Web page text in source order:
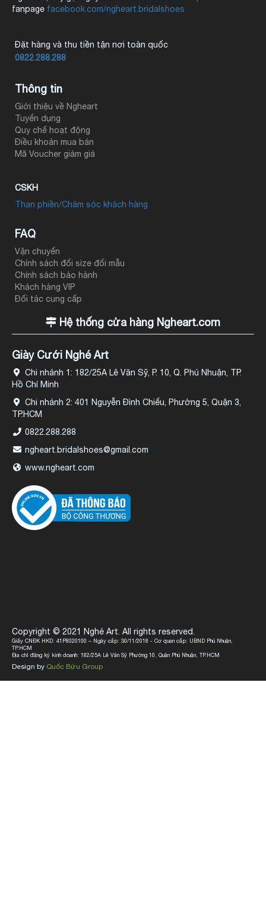
fanpage facebook.com/ngheart.bridalshoes
Đặt hàng và thu tiền tận nơi toàn quốc
0822.288.288
Thông tin
Giới thiệu về Ngheart
Tuyển dụng
Quy chế hoạt động
Điều khoản mua bán
Mã Voucher giảm giá
CSKH
Than phiền/Chăm sóc khách hàng
FAQ
Vận chuyển
Chính sách đổi size đổi mẫu
Chính sách bảo hành
Khách hàng VIP
Đối tác cung cấp
Hệ thống cửa hàng Ngheart.com
Giày Cưới Nghé Art
Chi nhánh 1: 182/25A Lê Văn Sỹ, P. 10, Q. Phú Nhuận, TP.
Hồ Chí Minh
Chi nhánh 2: 401 Nguyễn Đình Chiểu, Phường 5, Quận 3,
TP.HCM
0822.288.288
ngheart.bridalshoes@gmail.com
www.ngheart.com
Copyright © 2021 Nghé Art. All rights reserved.
Giấy CNĐK HKD: 41P8020100 – Ngày cấp: 30/11/2018 - Cơ quan cấp: UBND Phú Nhuận,
TP.HCM
Địa chỉ đăng ký kinh doanh: 182/25A Lê Văn Sỹ Phường 10, Quận Phú Nhuận, TP.HCM
Design by Quốc Bửu Group